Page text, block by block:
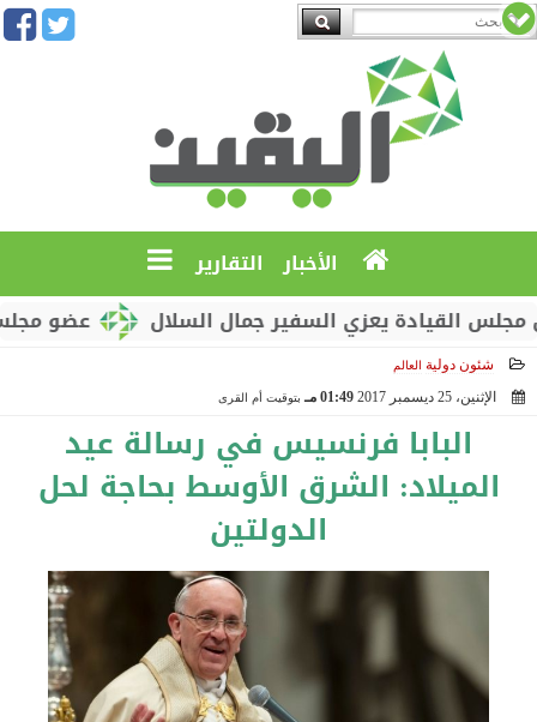
الأخبار التقارير
عضو مجلس
يعزي السفير جمال السلال
شئون دولية العالم
الإثنين، 25 ديسمبر 2017 01:49 مـ بتوقيت أم القرى
البابا فرنسيس في رسالة عيد
الميلاد: الشرق الأوسط بحاجة لحل
الدولتين